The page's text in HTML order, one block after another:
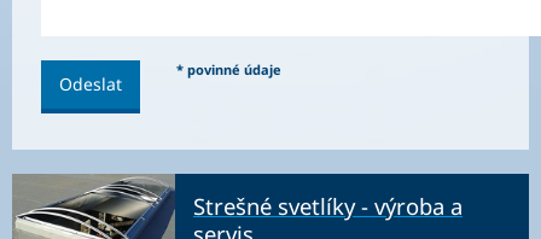
* povinné údaje
Strešné svetlíky - výroba a